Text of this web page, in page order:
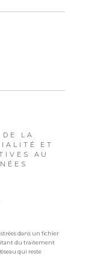
LA
ET
AU
dans un fichier
du traitement
qui reste